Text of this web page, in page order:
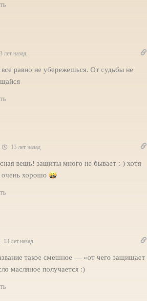
лет назад
равно не убережешься. От судьбы не
13 лет назад
вещь! защиты много не бывает :-) хотя
очень хорошо
13 лет назад
такое смешное — «от чего защищает
масляное получается :)